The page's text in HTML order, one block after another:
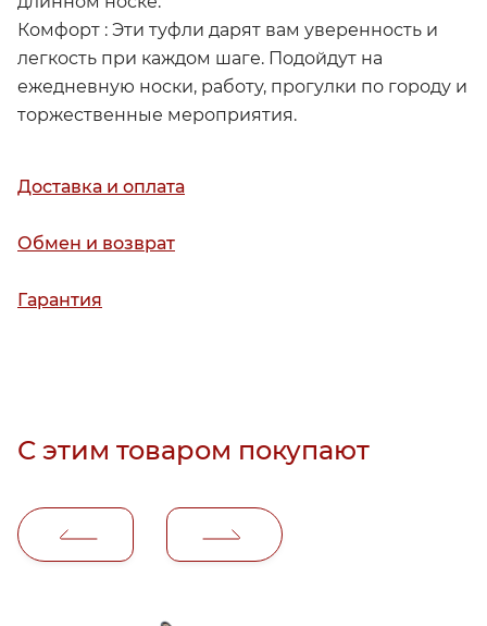
Комфорт : Эти туфли дарят вам уверенность и
легкость при каждом шаге. Подойдут на
ежедневную носки, работу, прогулки по городу и
торжественные мероприятия.
Доставка и оплата
Обмен и возврат
Гарантия
С этим товаром покупают